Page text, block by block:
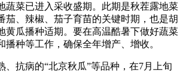
蔬菜已进入采收盛期。此期是秋茬露地菜
茄、辣椒、茄子育苗的关键时期，也是胡
黄瓜播种适期。要在高温酷暑下做好蔬菜
播种等工作，确保全年增产、增收。
抗病的“北京秋瓜”等品种，在7月上旬